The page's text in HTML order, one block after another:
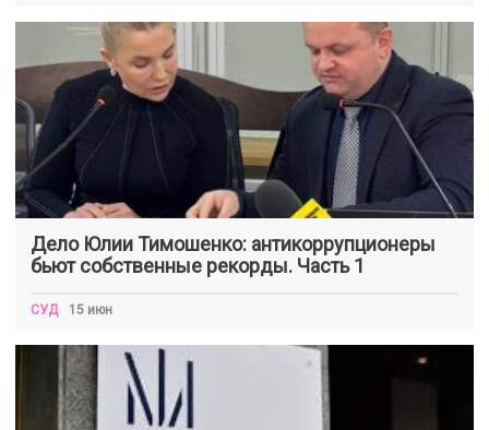
Дело Юлии Тимошенко: антикоррупционеры
бьют собственные рекорды. Часть 1
СУД 15 июн